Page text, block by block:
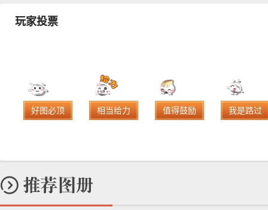
玩家投票
好图必顶 相当给力 值得鼓励 我是路过